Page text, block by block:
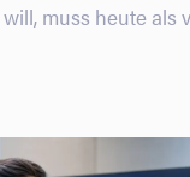
muss heute als
und KI-Systeme